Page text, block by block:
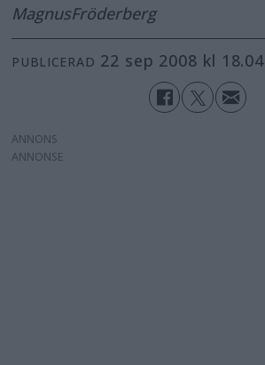
MagnusFröderberg
PUBLICERAD 22 sep 2008 kl 18.04
ANNONS